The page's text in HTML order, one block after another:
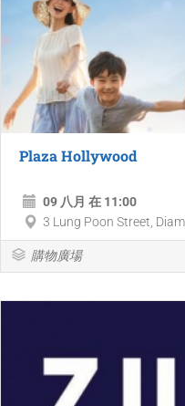
Plaza Hollywood
09 八月 在 11:00
3 Lung Poon Street,
購物廣場